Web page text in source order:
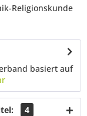
Religionskunde
basiert auf
4